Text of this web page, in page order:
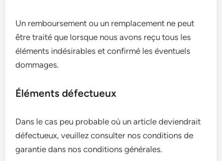
Un remboursement ou un remplacement ne peut
être traité que lorsque nous avons reçu tous les
éléments indésirables et confirmé les éventuels
dommages.
Éléments défectueux
Dans le cas peu probable où un article deviendrait
défectueux, veuillez consulter nos conditions de
garantie dans nos conditions générales.